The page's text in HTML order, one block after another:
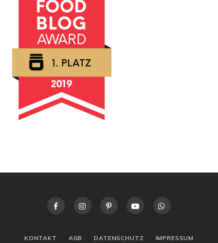
KONTAKT AGB DATENSCHUTZ IMPRESSUM